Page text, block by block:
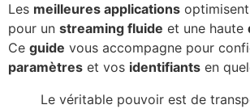
Les meilleures applications optimisent
pour un streaming fluide et une haute
Ce guide vous accompagne pour
paramètres et vos identifiants en
Le véritable pouvoir est de